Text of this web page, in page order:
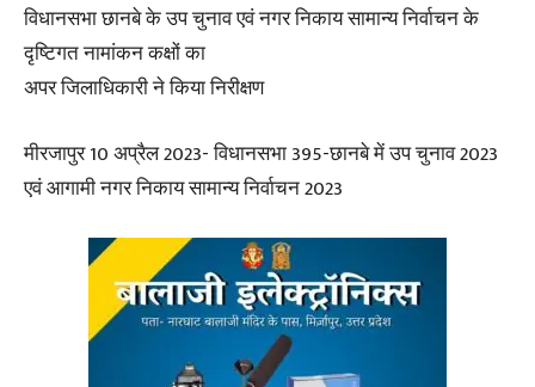
विधानसभा छानबे के उप चुनाव एवं नगर निकाय सामान्य निर्वाचन के
दृष्टिगत नामांकन कक्षों का
अपर जिलाधिकारी ने किया निरीक्षण
मीरजापुर 10 अप्रैल 2023- विधानसभा 395-छानबे में उप चुनाव 2023
एवं आगामी नगर निकाय सामान्य निर्वाचन 2023